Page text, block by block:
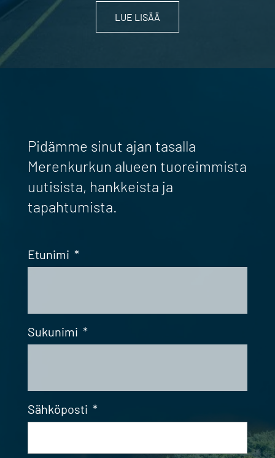
LUE LISÄÄ
Pidämme sinut ajan tasalla
Merenkurkun alueen tuoreimmista
uutisista, hankkeista ja
tapahtumista.
Etunimi *
Sukunimi *
Sähköposti *